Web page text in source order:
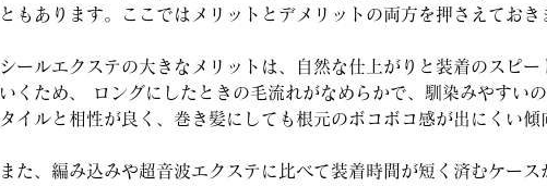
ともあります。ここではメリットとデメリットの両方を押さえておき
シールエクステの大きなメリットは、自然な仕上がりと装着のスピ
いくため、 ロングにしたときの毛流れがなめらかで、馴染みやすい
タイルと相性が良く、巻き髪にしても根元のボコボコ感が出にくい傾
また、編み込みや超音波エクステに比べて装着時間が短く済むケー